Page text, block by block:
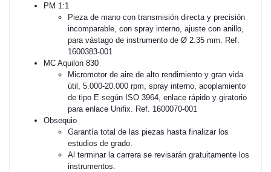
PM 1:1
Pieza de mano con transmisión directa y precisión
incomparable, con spray interno, ajuste con anillo,
para vástago de instrumento de Ø 2.35 mm. Ref.
1600383-001
MC Aquilon 830
Micromotor de aire de alto rendimiento y gran vida
útil, 5.000-20.000 rpm, spray interno, acoplamiento
de tipo E según ISO 3964, enlace rápido y giratorio
para enlace Unifix. Ref. 1600070-001
Obsequio
Garantía total de las piezas hasta finalizar los
estudios de grado.
Al terminar la carrera se revisarán gratuitamente los
instrumentos.